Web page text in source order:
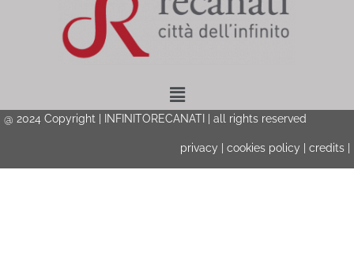
Menu
@ 2024 Copyright | INFINITORECANATI | all rights reserved
privacy cookies policy credits